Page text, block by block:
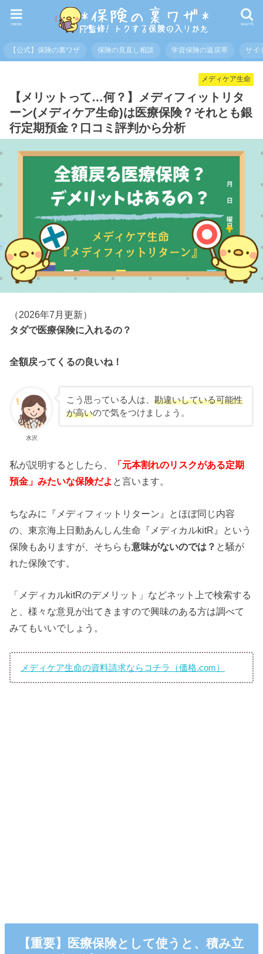
search
menu
【公式】保険の裏ワザ 保険の見直し相談 学資保険の返戻率 サイ
メディケア生命
【メリットって…何？】メディフィットリタ
ーン(メディケア生命)は医療保険？それとも銀
行定期預金？口コミ評判から分析
（2026年7月更新）
タダで医療保険に入れるの？
全額戻ってくるの良いね！
水沢
こう思っている人は、 勘違いしている可能性
が高いので気をつけましょう。
私が説明するとしたら、
「元本割れのリスクがある定期
預金」みたいな保険だよ と言います。
ちなみに『メディフィットリターン』とほぼ同じ内容
の、東京海上日動あんしん生命『メディカルkitR』という
保険もありますが、そちらも意味がないのでは？ と騒が
れた保険です。
「メディカルkitRのデメリット」などネット上で検索する
と、様々な意見が出てきますので興味のある方は調べて
みてもいいでしょう。
メディケア生命の資料請求ならコチラ（価格.com）
【重要】医療保険として使うと、積み立